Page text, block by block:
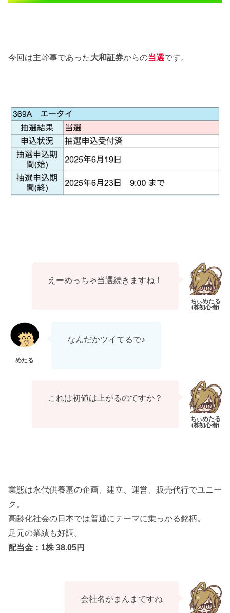
今回は主幹事であった大和証券からの当選です。
えーめっちゃ当選続きますね！
なんだかツイてるで♪
これは初値は上がるのですか？
業態は永代供養墓の企画、建立、運営、販売代行でユニー
ク。
高齢化社会の日本では普通にテーマに乗っかる銘柄。
足元の業績も好調。
配当金：1株 38.05円
会社名がまんまですね